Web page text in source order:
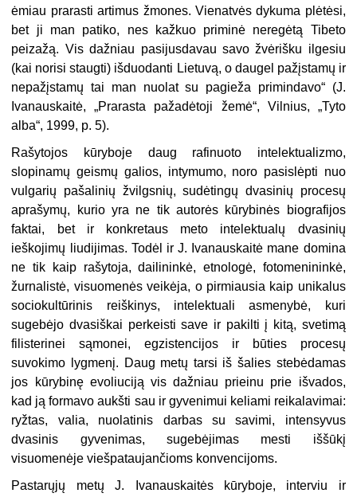
ėmiau prarasti artimus žmones. Vienatvės dykuma plėtėsi,
bet ji man patiko, nes kažkuo priminė neregėtą Tibeto
peizažą. Vis dažniau pasi­jusdavau savo žvėrišku ilgesiu
(kai norisi staugti) išduodanti Lietuvą, o daugel pažįstamų ir
nepažįstamų tai man nuolat su pagieža primindavo“ (J.
Ivanauskaitė, „Prarasta pažadėtoji žemė“, Vilnius, „Tyto
alba“, 1999, p. 5).
Rašytojos kūryboje daug rafinuoto intelektualizmo,
slopinamų geismų galios, intymumo, noro pasislėpti nuo
vulgarių pašalinių žvilgsnių, sudėtingų dvasinių procesų
aprašymų, kurio yra ne tik autorės kūrybinės biografijos
faktai, bet ir konkretaus meto intelektualų dvasinių
ieškojimų liudijimas. Todėl ir J. Ivanauskaitė mane domina
ne tik kaip rašytoja, dailininkė, etnologė, fotomenininkė,
žurnalistė, visuomenės veikėja, o pirmiausia kaip unikalus
sociokultūrinis reiškinys, intelektuali asmenybė, kuri
sugebėjo dvasiškai perkeisti save ir pakilti į kitą, svetimą
filisterinei sąmonei, egzistencijos ir būties procesų
suvokimo lygmenį. Daug metų tarsi iš šalies stebėdamas
jos kūrybinę evoliuciją vis dažniau prieinu prie išvados,
kad ją formavo aukšti sau ir gyvenimui keliami reikalavi­mai:
ryžtas, valia, nuolatinis darbas su savimi, intensyvus
dvasinis gyvenimas, sugebėjimas mesti iššūkį
visuomenėje viešpataujančioms konvencijoms.
Pastarųjų metų J. Ivanauskaitės kūryboje, interviu ir